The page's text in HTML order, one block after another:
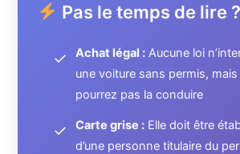
Pas le temps de lire ?
✓ Achat légal : Aucune loi
une voiture sans permis,
pourrez pas la conduire
✓ Carte grise : Elle doit être
d’une personne titulaire du